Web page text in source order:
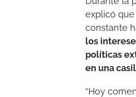
explicó que
constante
los
políticas
en una
“Hoy